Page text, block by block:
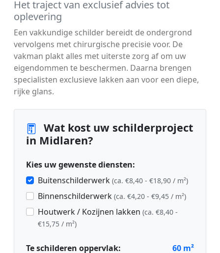
Het traject van exclusief advies tot
oplevering
Een vakkundige schilder bereidt de ondergrond
vervolgens met chirurgische precisie voor. De
vakman plakt alles met uiterste zorg af om uw
eigendommen te beschermen. Daarna brengen
specialisten exclusieve lakken aan voor een diepe,
rijke glans.
Wat kost uw schilderproject
in Midlaren?
Kies uw gewenste diensten:
Buitenschilderwerk (ca. €8,40 - €18,90 / m²)
Binnenschilderwerk (ca. €4,20 - €9,45 / m²)
Houtwerk / Kozijnen lakken (ca. €8,40 -
€15,75 / m²)
Te schilderen oppervlak: 60 m²